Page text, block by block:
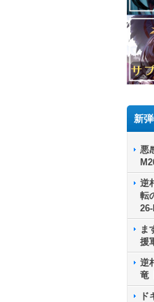
新
悪
逆
転
26-
ま
援
逆
竜
ド